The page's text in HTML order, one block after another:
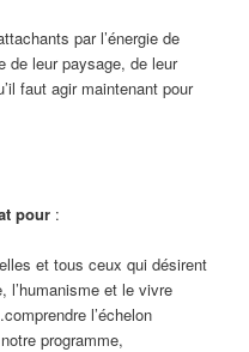
par l’énergie de
de leur paysage, de leur
faut agir maintenant pour
pour :
et tous ceux qui désirent
l’humanisme et le vivre
l’échelon
programme,